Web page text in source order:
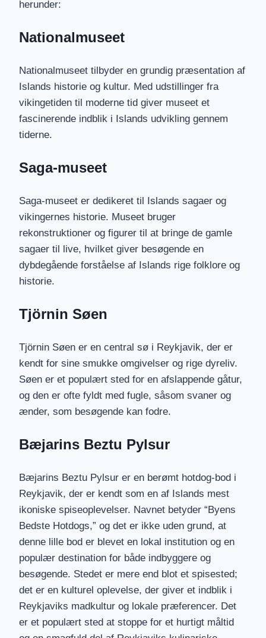
herunder:
Nationalmuseet
Nationalmuseet tilbyder en grundig præsentation af
Islands historie og kultur. Med udstillinger fra
vikingetiden til moderne tid giver museet et
fascinerende indblik i Islands udvikling gennem
tiderne.
Saga-museet
Saga-museet er dedikeret til Islands sagaer og
vikingernes historie. Museet bruger
rekonstruktioner og figurer til at bringe de gamle
sagaer til live, hvilket giver besøgende en
dybdegående forståelse af Islands rige folklore og
historie.
Tjörnin Søen
Tjörnin Søen er en central sø i Reykjavik, der er
kendt for sine smukke omgivelser og rige dyreliv.
Søen er et populært sted for en afslappende gåtur,
og den er ofte fyldt med fugle, såsom svaner og
ænder, som besøgende kan fodre.
Bæjarins Beztu Pylsur
Bæjarins Beztu Pylsur er en berømt hotdog-bod i
Reykjavik, der er kendt som en af Islands mest
ikoniske spiseoplevelser. Navnet betyder “Byens
Bedste Hotdogs,” og det er ikke uden grund, at
denne lille bod er blevet en lokal institution og en
populær destination for både indbyggere og
besøgende. Stedet er mere end blot et spisested;
det er en kulturel oplevelse, der giver et indblik i
Reykjaviks madkultur og lokale præferencer. Det
er et populært sted at stoppe for et hurtigt måltid